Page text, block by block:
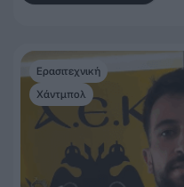
Ερασιτεχνική
Χάντμπολ